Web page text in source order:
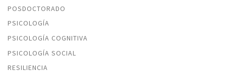
POSDOCTORADO
PSICOLOGÍA
PSICOLOGÍA COGNITIVA
PSICOLOGÍA SOCIAL
RESILIENCIA